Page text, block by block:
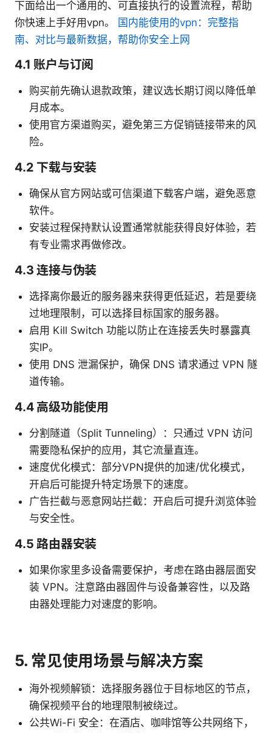
下面给出一个通用的、可直接执行的设置流程，帮助
你快速上手好用vpn。
国内能使用的vpn：完整指
南、对比与最新数据，帮助你安全上网
4.1 账户与订阅
购买前先确认退款政策，建议选长期订阅以降低单
月成本。
使用官方渠道购买，避免第三方促销链接带来的风
险。
4.2 下载与安装
确保从官方网站或可信渠道下载客户端，避免恶意
软件。
安装过程保持默认设置通常就能获得良好体验，若
有专业需求再做修改。
4.3 连接与伪装
选择离你最近的服务器来获得更低延迟，若是要绕
过地理限制，可以选择目标国家的服务器。
启用 Kill Switch 功能以防止在连接丢失时暴露真
实IP。
使用 DNS 泄漏保护，确保 DNS 请求通过 VPN 隧
道传输。
4.4 高级功能使用
分割隧道（Split Tunneling）：只通过 VPN 访问
需要隐私保护的应用，其它流量直连。
速度优化模式：部分VPN提供的加速/优化模式，
开启后可能提升特定场景下的速度。
广告拦截与恶意网站拦截：开启后可提升浏览体验
与安全性。
4.5 路由器安装
如果你家里多设备需要保护，考虑在路由器层面安
装 VPN。注意路由器固件与设备兼容性，以及路
由器处理能力对速度的影响。
5. 常见使用场景与解决方案
海外视频解锁：选择服务器位于目标地区的节点，
确保视频平台的地理限制被绕过。
公共Wi-Fi 安全：在酒店、咖啡馆等公共网络下，